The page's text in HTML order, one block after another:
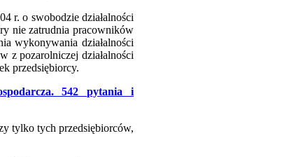
r. o swobodzie działalności
nie zatrudnia pracowników
wykonywania działalności
z pozarolniczej działalności
przedsiębiorcy.
542 pytania i
tylko tych przedsiębiorców,